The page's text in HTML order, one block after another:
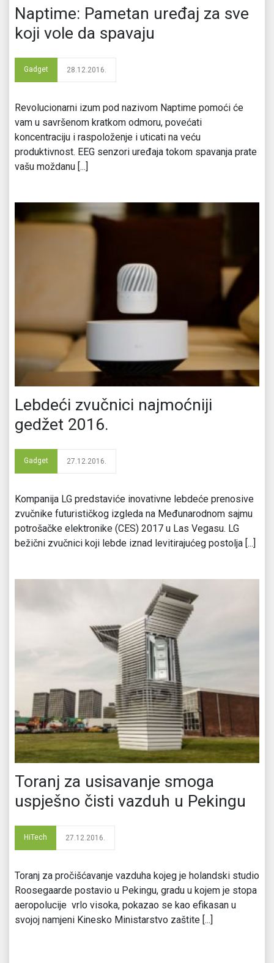
Naptime: Pametan uređaj za sve
koji vole da spavaju
Gadget 28.12.2016.
Revolucionarni izum pod nazivom Naptime pomoći će
vam u savršenom kratkom odmoru, povećati
koncentraciju i raspoloženje i uticati na veću
produktivnost. EEG senzori uređaja tokom spavanja prate
vašu moždanu [...]
Lebdeći zvučnici najmoćniji
gedžet 2016.
Gadget 27.12.2016.
Kompanija LG predstaviće inovativne lebdeće prenosive
zvučnike futurističkog izgleda na Međunarodnom sajmu
potrošačke elektronike (CES) 2017 u Las Vegasu. LG
bežični zvučnici koji lebde iznad levitirajućeg postolja [...]
Toranj za usisavanje smoga
uspješno čisti vazduh u Pekingu
HiTech 27.12.2016.
Toranj za pročišćavanje vazduha kojeg je holandski studio
Roosegaarde postavio u Pekingu, gradu u kojem je stopa
aeropolucije vrlo visoka, pokazao se kao efikasan u
svojoj namjeni Kinesko Ministarstvo zaštite [...]